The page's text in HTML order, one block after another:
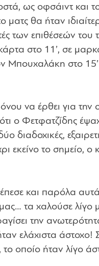
ως οφσάιντ και
ματς θα ήταν
των επιθέσεών
κάρτα στο 11’, σε
στο 15’
να έρθει για
ο Φετφατζίδης
διαδοχικές,
εκείνο το σημείο,
και παρόλα
τα χαλούσε λίγο
την
ελάχιστα
οποίο ήταν λίγο